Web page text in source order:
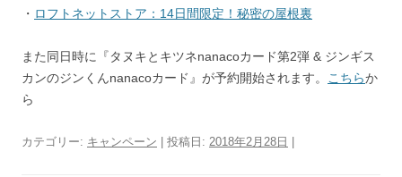
・ ロフトネットストア：14日間限定！秘密の屋根裏
また同日時に『タヌキとキツネnanacoカード第2弾 & ジンギス
カンのジンくんnanacoカード』が予約開始されます。
こちらか
ら
カテゴリー: キャンペーン | 投稿日: 2018年2月28日